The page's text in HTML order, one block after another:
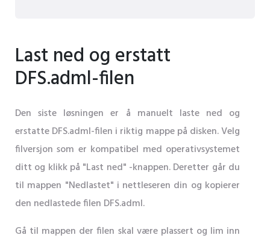
Last ned og erstatt
DFS.adml-filen
Den siste løsningen er å manuelt laste ned og
erstatte DFS.adml-filen i riktig mappe på disken. Velg
filversjon som er kompatibel med operativsystemet
ditt og klikk på "Last ned" -knappen. Deretter går du
til mappen "Nedlastet" i nettleseren din og kopierer
den nedlastede filen DFS.adml.
Gå til mappen der filen skal være plassert og lim inn